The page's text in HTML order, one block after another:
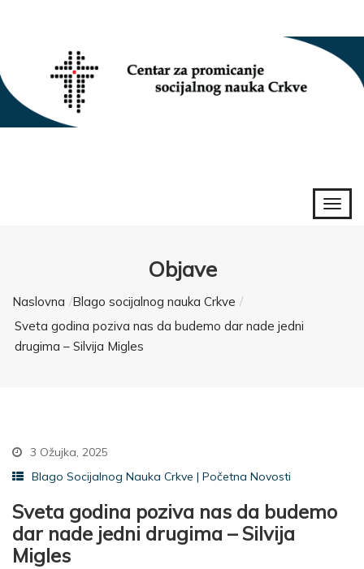
Objave
Naslovna Blago socijalnog nauka Crkve
Sveta godina poziva nas da budemo dar nade jedni
drugima – Silvija Migles
3 Ožujka, 2025
Blago Socijalnog Nauka Crkve | Početna Novosti
Sveta godina poziva nas da budemo
dar nade jedni drugima – Silvija
Migles